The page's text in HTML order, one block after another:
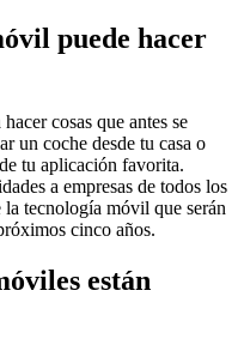
puede hacer
cosas que antes se
un coche desde tu casa o
tu aplicación favorita.
a empresas de todos los
tecnología móvil que serán
cinco años.
están